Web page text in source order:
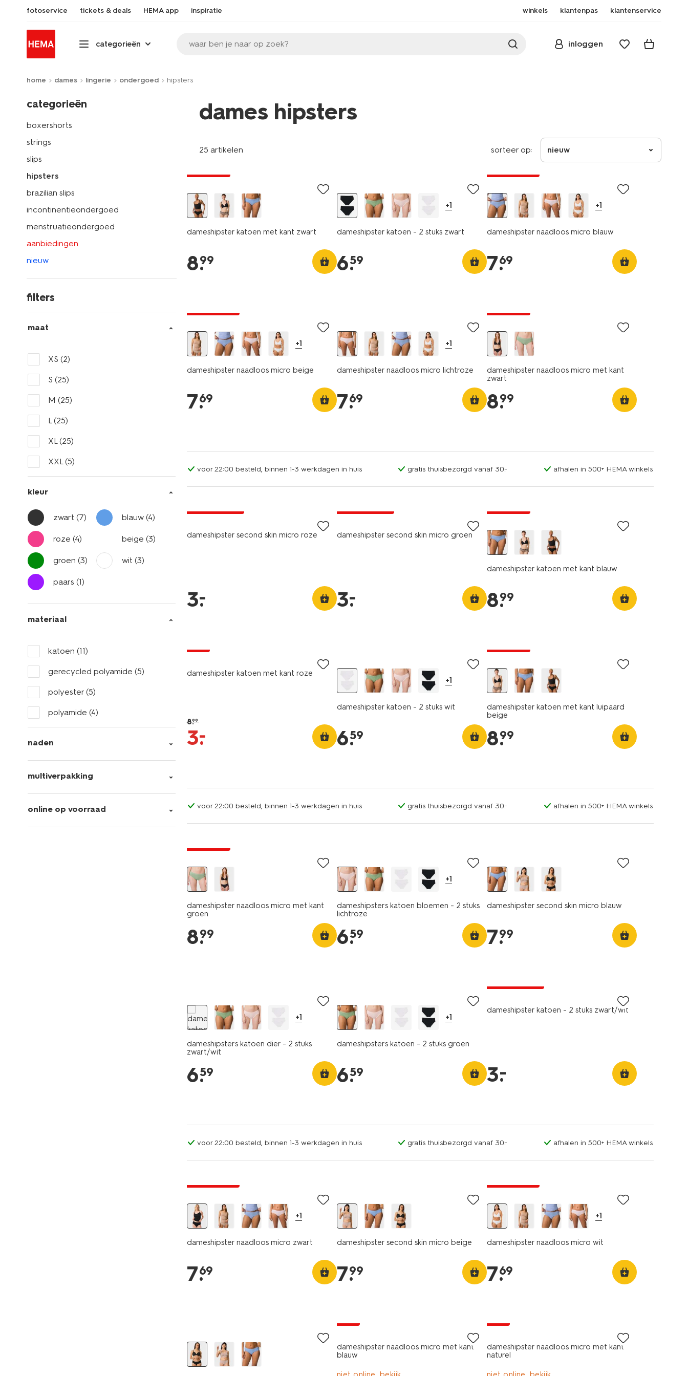
fotoservice tickets & deals HEMA app inspiratie winkels klantenpas klantenservice
categorieën waar ben je naar op zoek? inloggen
home dames lingerie ondergoed hipsters
categorieën
boxershorts
strings
slips
hipsters
brazilian slips
incontinentieondergoed
menstruatieondergoed
aanbiedingen
nieuw
filters
maat
XS (2)
S (25)
M (25)
L(25)
XL(25)
XXL(5)
kleur
zwart (7) blauw(4)
roze (4) beige(3)
groen (3) wit(3)
paars (1)
materiaal
katoen (11)
gerecycled polyamide (5)
polyester (5)
polyamide (4)
naden
multiverpakking
online op voorraad
dames hipsters
25 artikelen sorteer op: nieuw
dameshipster katoen met kant zwart
8.
99
+1
dameshipster katoen - 2 stuks zwart
6.
59
+1
dameshipster naadloos micro blauw
7.
69
+1
dameshipster naadloos micro beige
7.
69
+1
dameshipster naadloos micro lichtroze
7.
69
dameshipster naadloos micro met kant
zwart
8.
99
voor 22:00 besteld, binnen 1-3 werkdagen in huis gratis thuisbezorgd vanaf 30.- afhalen in 500+ HEMA winkels
dameshipster second skin micro roze
3.
–
dameshipster second skin micro groen
3.
–
dameshipster katoen met kant blauw
8.
99
dameshipster katoen met kant roze
8.99
3.
–
+1
dameshipster katoen - 2 stuks wit
6.
59
dameshipster katoen met kant luipaard
beige
8.
99
voor 22:00 besteld, binnen 1-3 werkdagen in huis gratis thuisbezorgd vanaf 30.- afhalen in 500+ HEMA winkels
dameshipster naadloos micro met kant
groen
8.
99
+1
dameshipsters katoen bloemen - 2 stuks
lichtroze
6.
59
dameshipster second skin micro blauw
7.
99
+1
dameshipsters katoen dier - 2 stuks
zwart/wit
6.
59
+1
dameshipsters katoen - 2 stuks groen
6.
59
dameshipster katoen - 2 stuks zwart/wit
3.
–
voor 22:00 besteld, binnen 1-3 werkdagen in huis gratis thuisbezorgd vanaf 30.- afhalen in 500+ HEMA winkels
+1
dameshipster naadloos micro zwart
7.
69
dameshipster second skin micro beige
7.
99
+1
dameshipster naadloos micro wit
7.
69
dameshipster naadloos micro met kant
blauw
dameshipster naadloos micro met kant
naturel